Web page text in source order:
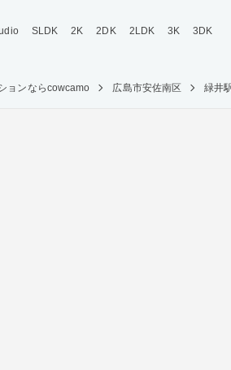
SLDK 2K 2DK 2LDK 3K
3DK
ョンならcowcamo 広島市安佐南区 緑井